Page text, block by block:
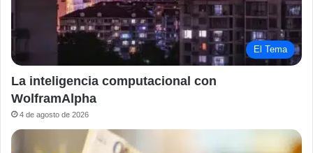
El Tema
La inteligencia computacional con
WolframAlpha
4 de agosto de 2026